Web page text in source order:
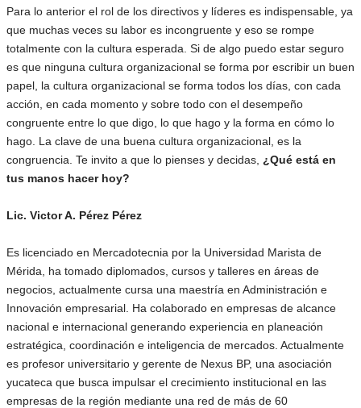
Para lo anterior el rol de los directivos y líderes es indispensable, ya
que muchas veces su labor es incongruente y eso se rompe
totalmente con la cultura esperada. Si de algo puedo estar seguro
es que ninguna cultura organizacional se forma por escribir un buen
papel, la cultura organizacional se forma todos los días, con cada
acción, en cada momento y sobre todo con el desempeño
congruente entre lo que digo, lo que hago y la forma en cómo lo
hago. La clave de una buena cultura organizacional, es la
congruencia. Te invito a que lo pienses y decidas, ¿Qué está en
tus manos hacer hoy?
Lic. Victor A. Pérez Pérez
Es licenciado en Mercadotecnia por la Universidad Marista de
Mérida, ha tomado diplomados, cursos y talleres en áreas de
negocios, actualmente cursa una maestría en Administración e
Innovación empresarial. Ha colaborado en empresas de alcance
nacional e internacional generando experiencia en planeación
estratégica, coordinación e inteligencia de mercados. Actualmente
es profesor universitario y gerente de Nexus BP, una asociación
yucateca que busca impulsar el crecimiento institucional en las
empresas de la región mediante una red de más de 60